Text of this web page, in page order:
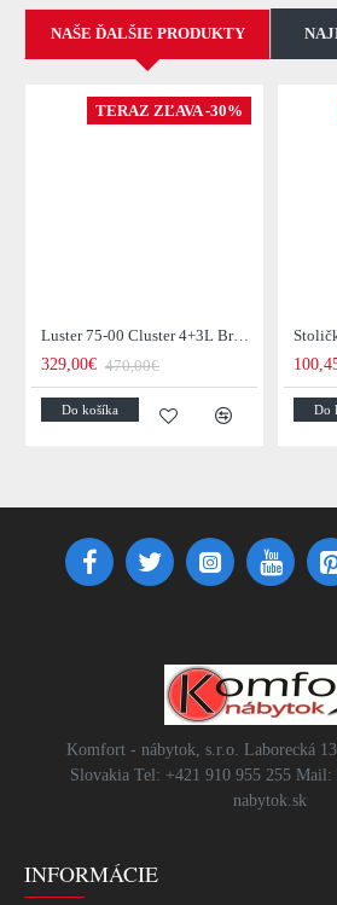
NAŠE ĎALŠIE PRODUKTY
TERAZ ZĽAVA -30%
Luster 75-00 Cluster 4+3L Brown + Jantar Glass
329,00€ 470,00€
Do košíka Do
Komfort - nábytok, s.r.o. Laborecká
Slovakia Tel: +421 910 955 255
nabytok.sk
INFORMÁCIE